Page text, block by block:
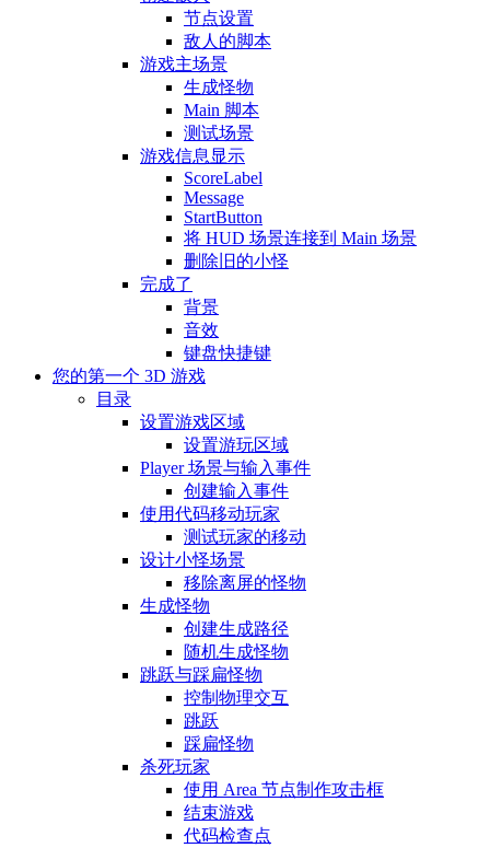
节点设置
敌人的脚本
游戏主场景
生成怪物
Main 脚本
测试场景
游戏信息显示
ScoreLabel
Message
StartButton
将 HUD 场景连接到 Main 场景
删除旧的小怪
完成了
背景
音效
键盘快捷键
您的第一个 3D 游戏
目录
设置游戏区域
设置游玩区域
Player 场景与输入事件
创建输入事件
使用代码移动玩家
测试玩家的移动
设计小怪场景
移除离屏的怪物
生成怪物
创建生成路径
随机生成怪物
跳跃与踩扁怪物
控制物理交互
跳跃
踩扁怪物
杀死玩家
使用 Area 节点制作攻击框
结束游戏
代码检查点